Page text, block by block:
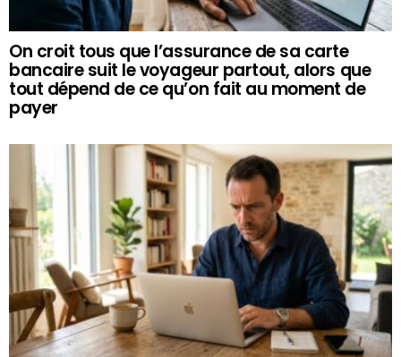
On croit tous que l’assurance de sa carte
bancaire suit le voyageur partout, alors que
tout dépend de ce qu’on fait au moment de
payer